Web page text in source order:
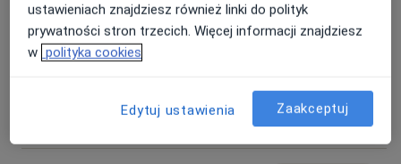
Diagnoza ADHD dla dorosłych
Od 500 zł Szczegóły Umów wizytę
Szczegóły Umów wizytę
ustawieniach znajdziesz również linki do polityk
prywatności stron trzecich. Więcej informacji znajdziesz
w polityka cookies
Edytuj ustawienia Zaakceptuj